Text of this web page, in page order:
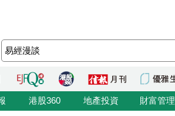
港股360 地產投資 財富管理